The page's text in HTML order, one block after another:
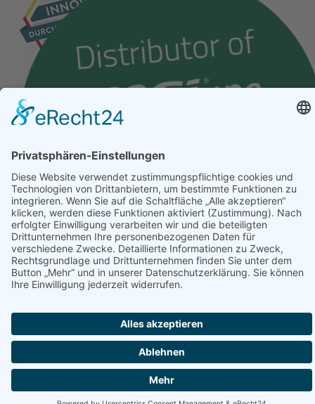
Unser Qualitätsmanagementsystem ist erfolgreich nach der
international anerkannten Norm ISO 9001 zertifiziert.
© 2026 Alptech® Elektronik GmbH | Alle Rechte vorbehalten
Datenschutzerklärung|Impressum|AGBs